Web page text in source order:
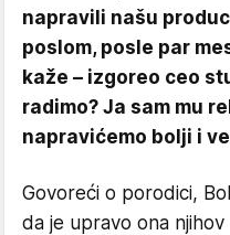
napravili našu
poslom, posle par
kaže – izgoreo ceo
radimo? Ja sam mu
napravićemo bolji i
Govoreći o porodici,
da je upravo ona njihov